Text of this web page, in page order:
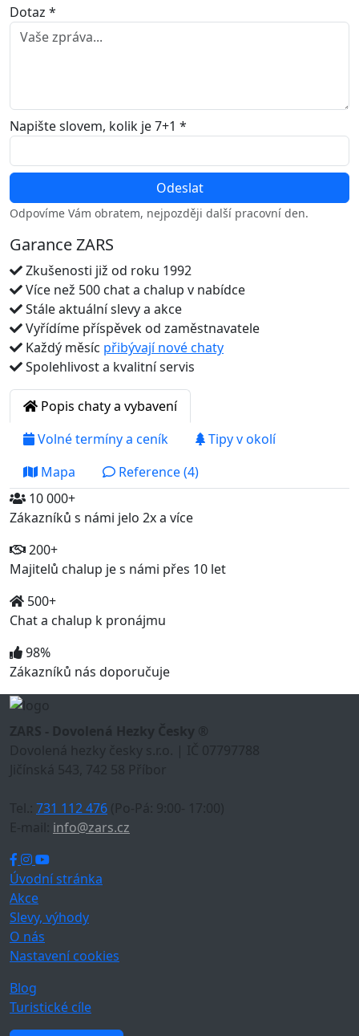
Dotaz *
Napište slovem, kolik je 7+1 *
Odpovíme Vám obratem, nejpozději další pracovní den.
Garance ZARS
Zkušenosti již od roku 1992
Více než 500 chat a chalup v nabídce
Stále aktuální slevy a akce
Vyřídíme příspěvek od zaměstnavatele
Každý měsíc přibývají nové chaty
Spolehlivost a kvalitní servis
Popis chaty a vybavení
Volné termíny a ceník
Tipy v okolí
Mapa
Reference (4)
10 000+
Zákazníků s námi jelo 2x a více
200+
Majitelů chalup je s námi přes 10 let
500+
Chat a chalup k pronájmu
98%
Zákazníků nás doporučuje
ZARS - Dovolená Hezky Česky ®
Dovolená hezky česky s.r.o. | IČ 07797788
Jičínská 543, 742 58 Příbor
Tel.: 731 112 476 (Po-Pá: 9:00- 17:00)
E-mail: info@zars.cz
Úvodní stránka
Akce
Slevy, výhody
O nás
Nastavení cookies
Blog
Turistické cíle